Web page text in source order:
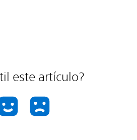
este artículo?